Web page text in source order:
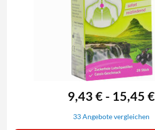
9,43 € - 15,45 €
33 Angebote vergleichen